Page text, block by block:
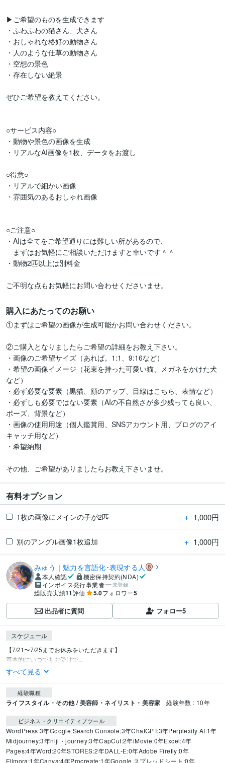
▶︎ご希望のものを生成できます
・ふわふわの猫さん、犬さん
・おしゃれな格好の動物さん
・人のような仕草の動物さん
・空想の景色
・存在しない絶景
ぜひご希望を教えてください。
○サービス内容○
・動物や景色の画像を生成
・リアルなAI画像を1枚、データをお渡し
○得意○
・リアルで細かい画像
・雰囲気のあるおしゃれ画像
○ご注意○
・AIは全てをご希望通りには難しい所があるので、
まずはお気軽にご相談いただけますと幸いです＾＾
・動物2匹以上は別料金
ご不明な点もお気軽にお問い合わせくださいませ。
購入にあたってのお願い
①まずはご希望の画像が生成可能かお問い合わせください。
②ご購入となりましたらご希望の詳細をお教え下さい。
・画像のご希望サイズ（あれば。1:1、9:16など）
・希望の画像イメージ（花束を持った可愛い猫、メガネをかけた犬
など）
・必ず必要な要素（黒猫、顔のアップ、目線はこちら、表情など）
・必ずしも必要ではない要素（AIの不自然さが多少残っても良い、
ポーズ、背景など）
・画像の使用用途（個人鑑賞用、SNSアカウント用、ブログのアイ
キャッチ用など）
・希望納期
その他、ご希望がありましたらお教え下さいませ。
有料オプション
1枚の画像にメインの子が2匹 ＋ 1,000円
別のアングル画像1枚追加 ＋ 1,000円
みゅう｜魅力を言語化･表現する人
本人確認
機密保持契約(NDA)
インボイス発行事業者
未登録
総販売実績11評価 5.0フォロワー5
出品者に質問 フォロー5
スケジュール
【7/21〜7/25までお休みをいただきます】
基本的にいつでもお受けで...
すべて見る
経験職種
ライフスタイル・その他 / 美容師・ネイリスト・美容家 経験年数 : 10年
ビジネス・クリエイティブツール
WordPress:3年Google Search Console:3年ChatGPT:3年Perplexity AI:1年
Midjourney:3年niji・journey:3年CapCut:2年iMovie:0年Excel:4年
Pages:4年Word:20年STORES:2年DALL-E:0年Adobe Firefly:0年
Filmora:1年Canva:4年Procreate:1年Google スプレッドシート:0年